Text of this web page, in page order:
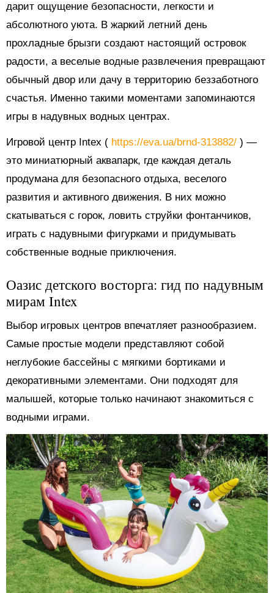
дарит ощущение безопасности, легкости и
абсолютного уюта. В жаркий летний день
прохладные брызги создают настоящий островок
радости, а веселые водные развлечения превращают
обычный двор или дачу в территорию беззаботного
счастья. Именно такими моментами запоминаются
игры в надувных водных центрах.
Игровой центр Intex ( https://eva.ua/brnd-313882/ ) —
это миниатюрный аквапарк, где каждая деталь
продумана для безопасного отдыха, веселого
развития и активного движения. В них можно
скатываться с горок, ловить струйки фонтанчиков,
играть с надувными фигурками и придумывать
собственные водные приключения.
Оазис детского восторга: гид по надувным
мирам Intex
Выбор игровых центров впечатляет разнообразием.
Самые простые модели представляют собой
неглубокие бассейны с мягкими бортиками и
декоративными элементами. Они подходят для
малышей, которые только начинают знакомиться с
водными играми.